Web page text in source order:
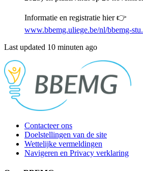
Informatie en registratie hier 👉
www.bbemg.uliege.be/nl/bbemg-
Last updated 10 minuten ago
Contacteer ons
Doelstellingen van de site
Wettelijke vermeldingen
Navigeren en Privacy verklaring